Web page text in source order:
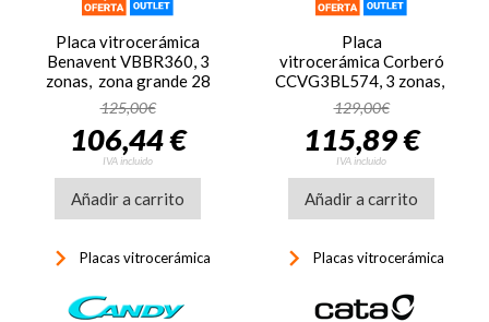
Placa vitrocerámica
Benavent VBBR360, 3
zonas, zona grande 28
cm, 9 niveles potencia,
control táctil,
temporizador 99 min,
display LED, bloqueo
seguridad, 5700W, cristal
negro
125,00€
106,44 €
IVA incluido
Añadir a carrito
keyboard_arrow_right Placas vitrocerámica
Placa
vitrocerámica Corberó
CCVG3BL574, 3 zonas,
zona grande 30 cm, 9
niveles potencia, control
táctil, temporizador 99
min, display LED, bloqueo
seguridad, 5700W, cristal
negro
129,00€
115,89 €
IVA incluido
Añadir a carrito
keyboard_arrow_right Placas vitrocerámica